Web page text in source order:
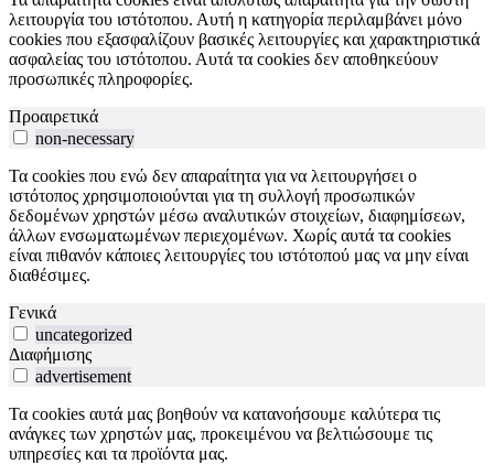
λειτουργία του ιστότοπου. Αυτή η κατηγορία περιλαμβάνει μόνο
cookies που εξασφαλίζουν βασικές λειτουργίες και χαρακτηριστικά
ασφαλείας του ιστότοπου. Αυτά τα cookies δεν αποθηκεύουν
προσωπικές πληροφορίες.
Προαιρετικά
non-necessary
Τα cookies που ενώ δεν απαραίτητα για να λειτουργήσει ο
ιστότοπος χρησιμοποιούνται για τη συλλογή προσωπικών
δεδομένων χρηστών μέσω αναλυτικών στοιχείων, διαφημίσεων,
άλλων ενσωματωμένων περιεχομένων. Χωρίς αυτά τα cookies
είναι πιθανόν κάποιες λειτουργίες του ιστότοπού μας να μην είναι
διαθέσιμες.
Γενικά
uncategorized
Διαφήμισης
advertisement
Τα cookies αυτά μας βοηθούν να κατανοήσουμε καλύτερα τις
ανάγκες των χρηστών μας, προκειμένου να βελτιώσουμε τις
υπηρεσίες και τα προϊόντα μας.